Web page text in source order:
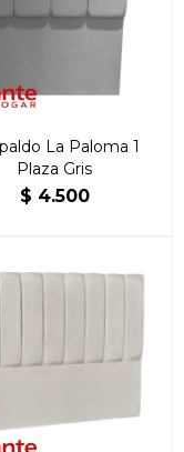
La Paloma 1
Plaza Gris
$ 4.500